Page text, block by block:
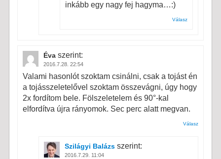
inkább egy nagy fej hagyma…:)
Válasz
Éva szerint:
2016.7.28. 22:54
Valami hasonlót szoktam csinálni, csak a tojást én
a tojásszeletelővel szoktam összevágni, úgy hogy
2x fordítom bele. Fölszeletelem és 90°-kal
elfordítva újra rányomok. Sec perc alatt megvan.
Válasz
Szilágyi Balázs szerint:
2016.7.29. 11:04